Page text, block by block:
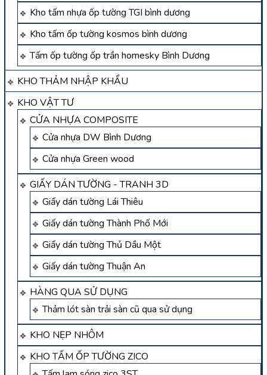
Kho tấm nhựa ốp tường TGI bình dương
Kho tấm ốp tường kosmos bình dương
Tấm ốp tường ốp trần homesky Bình Dương
KHO THẢM NHẬP KHẨU
KHO VẬT TƯ
CỬA NHỰA COMPOSITE
Cửa nhựa DW Bình Dương
Cửa nhựa Green wood
GIẤY DÁN TƯỜNG - TRANH 3D
Giấy dán tường Lái Thiêu
Giấy dán tường Thành Phố Mới
Giấy dán tường Thủ Dầu Một
Giấy dán tường Thuận An
HÀNG QUA SỬ DỤNG
Thảm lót sàn trải sàn cũ qua sử dụng
KHO NẸP NHÔM
KHO TẤM ỐP TƯỜNG ZICO